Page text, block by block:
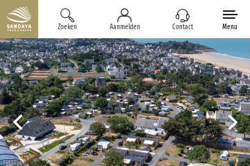
Zoeken Aanmelden Contact Menu